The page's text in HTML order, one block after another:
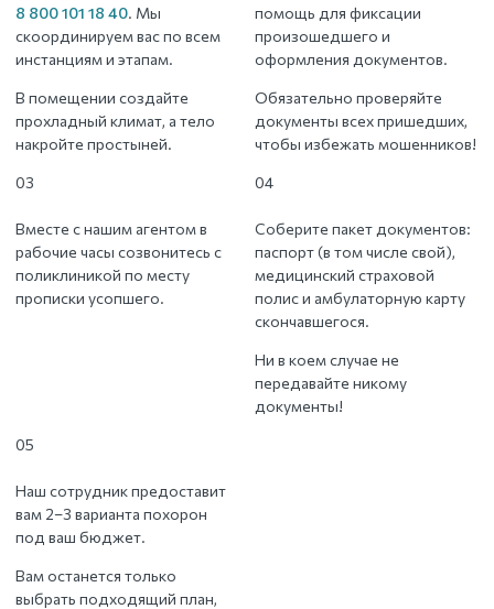
8 800 101 18 40. Мы
скоординируем вас по всем
инстанциям и этапам.
В помещении создайте
прохладный климат, а тело
накройте простыней.
помощь для фиксации
произошедшего и
оформления документов.
Обязательно проверяйте
документы всех пришедших,
чтобы избежать мошенников!
03
Вместе с нашим агентом в
рабочие часы созвонитесь с
поликлиникой по месту
прописки усопшего.
04
Соберите пакет документов:
паспорт (в том числе свой),
медицинский страховой
полис и амбулаторную карту
скончавшегося.
Ни в коем случае не
передавайте никому
документы!
05
Наш сотрудник предоставит
вам 2–3 варианта похорон
под ваш бюджет.
Вам останется только
выбрать подходящий план,